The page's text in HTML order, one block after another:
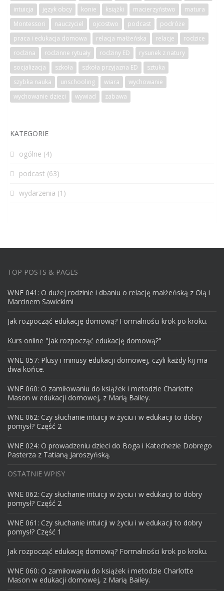
intuicja
język obcy konie książki macierzyństwo
matura
Montessori
nauczyciel ojcostwo podcast
podróże
praca i edukacja domowa
relacja małżeńska relacje
rodzice
rodzina
rodzinne rytuały rodziny ED
rysunek z natury
socjalizacja
szkoła szkoła przyjazna ED
sztuka
szybka nauka
unschooling wiara
wychowanie
wychowanie dzieci
wywiad zabawa
KATEGORIE
ogólne (4)
podcast (63)
wydarzenia (1)
TOP POSTS & PAGES
WNE 041: O dużej rodzinie i dbaniu o relację małżeńską z Olą i
Marcinem Sawickimi
Jak rozpocząć edukację domową? Formalności krok po kroku.
Kurs online "Jak rozpocząć edukację domową?"
WNE 057: Plusy i minusy edukacji domowej, czyli każdy kij ma
dwa końce.
WNE 060: O zamiłowaniu do książek i metodzie Charlotte
Mason w edukacji domowej, z Marią Bailey.
WNE 062: Czy słuchanie intuicji w życiu i w edukacji to dobry
pomysł? Część 2
WNE 024: O prowadzeniu dzieci do Boga i Katechezie Dobrego
Pasterza z Tatianą Jaroszyńską.
OSTATNIE WPISY
WNE 062: Czy słuchanie intuicji w życiu i w edukacji to dobry
pomysł? Część 2
WNE 061: Czy słuchanie intuicji w życiu i w edukacji to dobry
pomysł? Część 1
Jak rozpocząć edukację domową? Formalności krok po kroku.
WNE 060: O zamiłowaniu do książek i metodzie Charlotte
Mason w edukacji domowej, z Marią Bailey.